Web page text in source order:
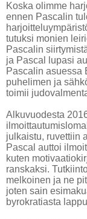
Koska olimme
ennen Pascalin
tutuksi monien
Pascalin
ja Pascal lupasi
Pascalin asuessa
puhelimen ja
toimii
Alkuvuodesta
julkaistu, ruvettiin
Pascal auttoi
kuten
ranskaksi.
melkoinen ja ne
joten sain
byrokratiasta